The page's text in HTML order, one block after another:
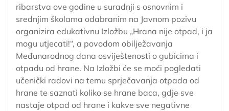
ribarstva ove godine u suradnji s osnovnim i
srednjim školama odabranim na Javnom pozivu
organizira edukativnu Izložbu „Hrana nije otpad, i ja
mogu utjecati!“, a povodom obilježavanja
Međunarodnog dana osviještenosti o gubicima i
otpadu od hrane. Na Izložbi će se moći pogledati
učenički radovi na temu sprječavanja otpada od
hrane te saznati koliko se hrane baca, gdje sve
nastaje otpad od hrane i kakve sve negativne